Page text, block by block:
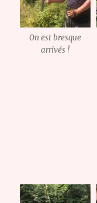
On est bresque
arrivés !